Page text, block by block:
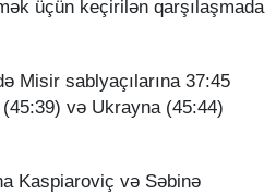
üçün keçirilən qarşılaşmada
Misir sablyaçılarına 37:45
(45:39) və Ukrayna (45:44)
Kaspiaroviç və Səbinə